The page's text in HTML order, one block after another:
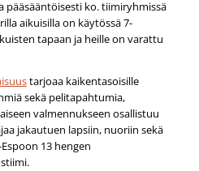
pääsääntöisesti ko. tiimiryhmissä
aikuisilla on käytössä 7-
tapaan ja heille on varattu
tarjoaa kaikentasoisille
sekä pelitapahtumia,
valmennukseen osallistuu
jakautuen lapsiin, nuoriin sekä
13 hengen